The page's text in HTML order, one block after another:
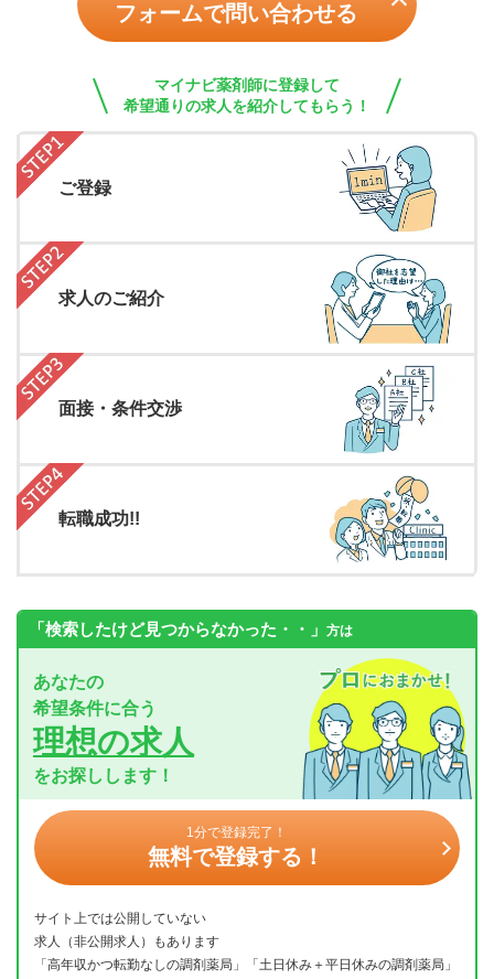
フォームで問い合わせる
マイナビ薬剤師に登録して
希望通りの求人を紹介してもらう！
ご登録
求人のご紹介
面接・条件交渉
転職成功!!
「検索したけど見つからなかった・・」 方は
あなたの
希望条件に合う
理想の求人
をお探しします！
1分で登録完了！
無料で登録する！
サイト上では公開していない
求人（非公開求人）もあります
「高年収かつ転勤なしの調剤薬局」「土日休み＋平日休みの調剤薬局」